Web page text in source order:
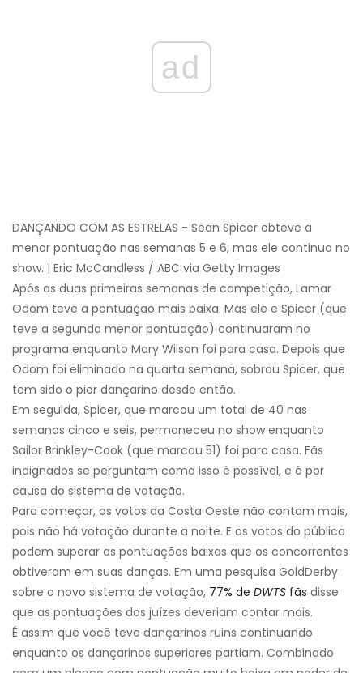
ad
DANÇANDO COM AS ESTRELAS - Sean Spicer obteve a
menor pontuação nas semanas 5 e 6, mas ele continua no
show. | Eric McCandless / ABC via Getty Images
Após as duas primeiras semanas de competição, Lamar
Odom teve a pontuação mais baixa. Mas ele e Spicer (que
teve a segunda menor pontuação) continuaram no
programa enquanto Mary Wilson foi para casa. Depois que
Odom foi eliminado na quarta semana, sobrou Spicer, que
tem sido o pior dançarino desde então.
Em seguida, Spicer, que marcou um total de 40 nas
semanas cinco e seis, permaneceu no show enquanto
Sailor Brinkley-Cook (que marcou 51) foi para casa. Fãs
indignados se perguntam como isso é possível, e é por
causa do sistema de votação.
Para começar, os votos da Costa Oeste não contam mais,
pois não há votação durante a noite. E os votos do público
podem superar as pontuações baixas que os concorrentes
obtiveram em suas danças. Em uma pesquisa GoldDerby
sobre o novo sistema de votação, 77% de DWTS fãs disse
que as pontuações dos juízes deveriam contar mais.
É assim que você teve dançarinos ruins continuando
enquanto os dançarinos superiores partiam. Combinado